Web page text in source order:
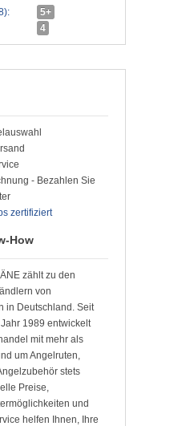
5+
4
- Bezahlen Sie
zertifiziert
How
zählt zu den
von
in Deutschland. Seit
1989 entwickelt
mit mehr als
um Angelruten,
stets
Preise,
und
helfen Ihnen, Ihre